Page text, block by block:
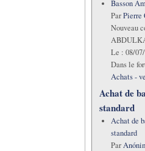
Basson
ParPierre
Nouveau
Le : 08/
Dans le
Achats -
Achat de
standard
Achat de
standard
Par